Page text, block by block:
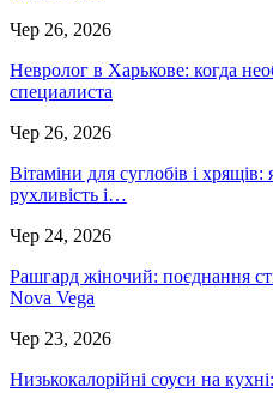
Чер 26, 2026
Невролог в Харькове: когда
специалиста
Чер 26, 2026
Вітаміни для суглобів і
рухливість і…
Чер 24, 2026
Рашгард жіночий: поєднання
Nova Vega
Чер 23, 2026
Низькокалорійні соуси на